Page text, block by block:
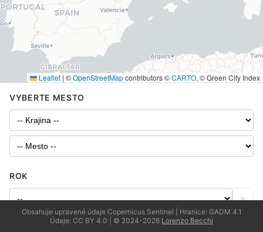
VYBERTE MESTO
ROK
▶
Leaflet | ©OpenStreetMapcontributors ©CARTO, © Green City Index
Obsahuje upravené údaje Copernicus Sentinel | Hranice: GADM 4.1
Údaje: CC BY 4.0 | © 2024-2026 Lorenzo Becchi